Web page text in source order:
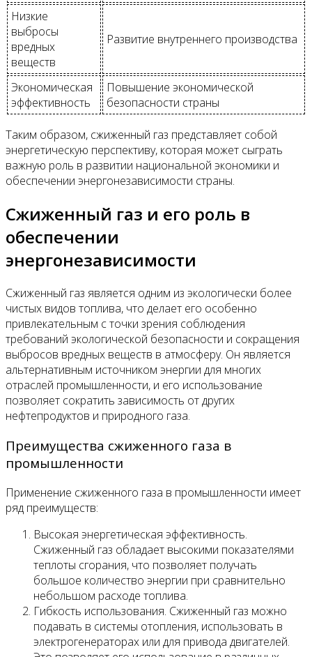
Низкие
выбросы
вредных
веществ
Развитие внутреннего производства
Экономическая
эффективность
Повышение экономической
безопасности страны
Таким образом, сжиженный газ представляет собой
энергетическую перспективу, которая может сыграть
важную роль в развитии национальной экономики и
обеспечении энергонезависимости страны.
Сжиженный газ и его роль в
обеспечении
энергонезависимости
Сжиженный газ является одним из экологически более
чистых видов топлива, что делает его особенно
привлекательным с точки зрения соблюдения
требований экологической безопасности и сокращения
выбросов вредных веществ в атмосферу. Он является
альтернативным источником энергии для многих
отраслей промышленности, и его использование
позволяет сократить зависимость от других
нефтепродуктов и природного газа.
Преимущества сжиженного газа в
промышленности
Применение сжиженного газа в промышленности имеет
ряд преимуществ:
Высокая энергетическая эффективность.
Сжиженный газ обладает высокими показателями
теплоты сгорания, что позволяет получать
большое количество энергии при сравнительно
небольшом расходе топлива.
Гибкость использования. Сжиженный газ можно
подавать в системы отопления, использовать в
электрогенераторах или для привода двигателей.